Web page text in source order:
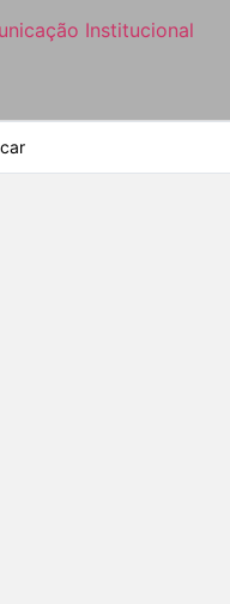
Institucional